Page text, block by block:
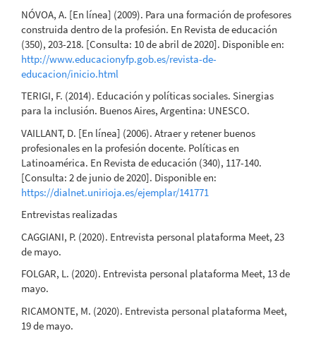
NÓVOA, A. [En línea] (2009). Para una formación de profesores
construida dentro de la profesión. En Revista de educación
(350), 203-218. [Consulta: 10 de abril de 2020]. Disponible en:
http://www.educacionyfp.gob.es/revista-de-
educacion/inicio.html
TERIGI, F. (2014). Educación y políticas sociales. Sinergias
para la inclusión. Buenos Aires, Argentina: UNESCO.
VAILLANT, D. [En línea] (2006). Atraer y retener buenos
profesionales en la profesión docente. Políticas en
Latinoamérica. En Revista de educación (340), 117-140.
[Consulta: 2 de junio de 2020]. Disponible en:
https://dialnet.unirioja.es/ejemplar/141771
Entrevistas realizadas
CAGGIANI, P. (2020). Entrevista personal plataforma Meet, 23
de mayo.
FOLGAR, L. (2020). Entrevista personal plataforma Meet, 13 de
mayo.
RICAMONTE, M. (2020). Entrevista personal plataforma Meet,
19 de mayo.